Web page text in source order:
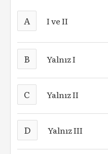
A I ve II
B Yalnız I
C Yalnız II
D Yalnız III